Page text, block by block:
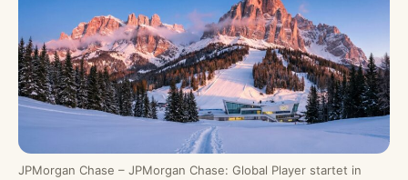
JPMorgan Chase – JPMorgan Chase: Global Player startet in